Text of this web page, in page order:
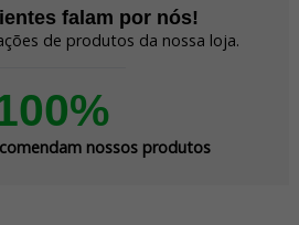
falam por nós!
de produtos da nossa loja.
nossos produtos